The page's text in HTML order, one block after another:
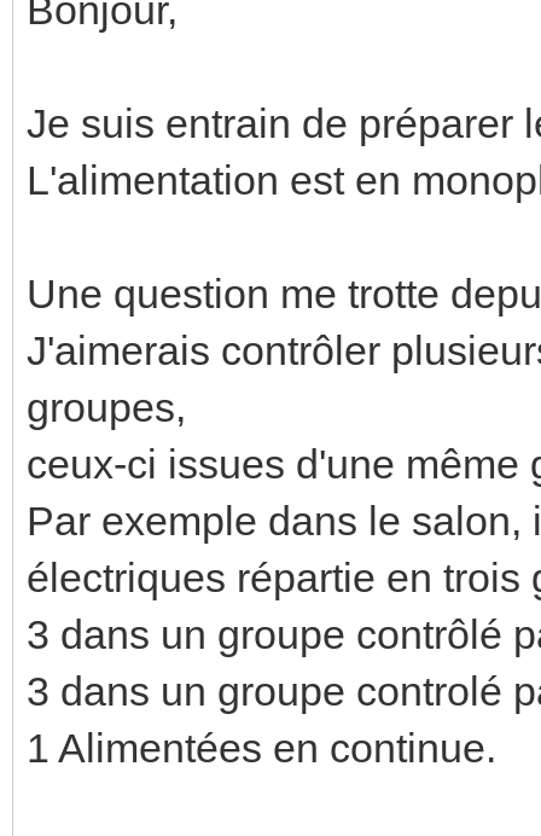
Bonjour,
Je suis entrain de préparer
L'alimentation est en
Une question me trotte
J'aimerais contrôler
groupes,
ceux-ci issues d'une même
Par exemple dans le
électriques répartie en trois
3 dans un groupe contrôlé
3 dans un groupe controlé
1 Alimentées en continue.